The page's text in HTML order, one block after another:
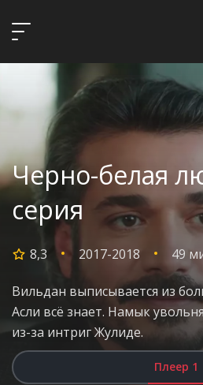
Черно-белая
серия
8,3 2017-2018 49
Вильдан выписывается из
Асли всё знает. Намык
из-за интриг Жулиде.
Плеер 1